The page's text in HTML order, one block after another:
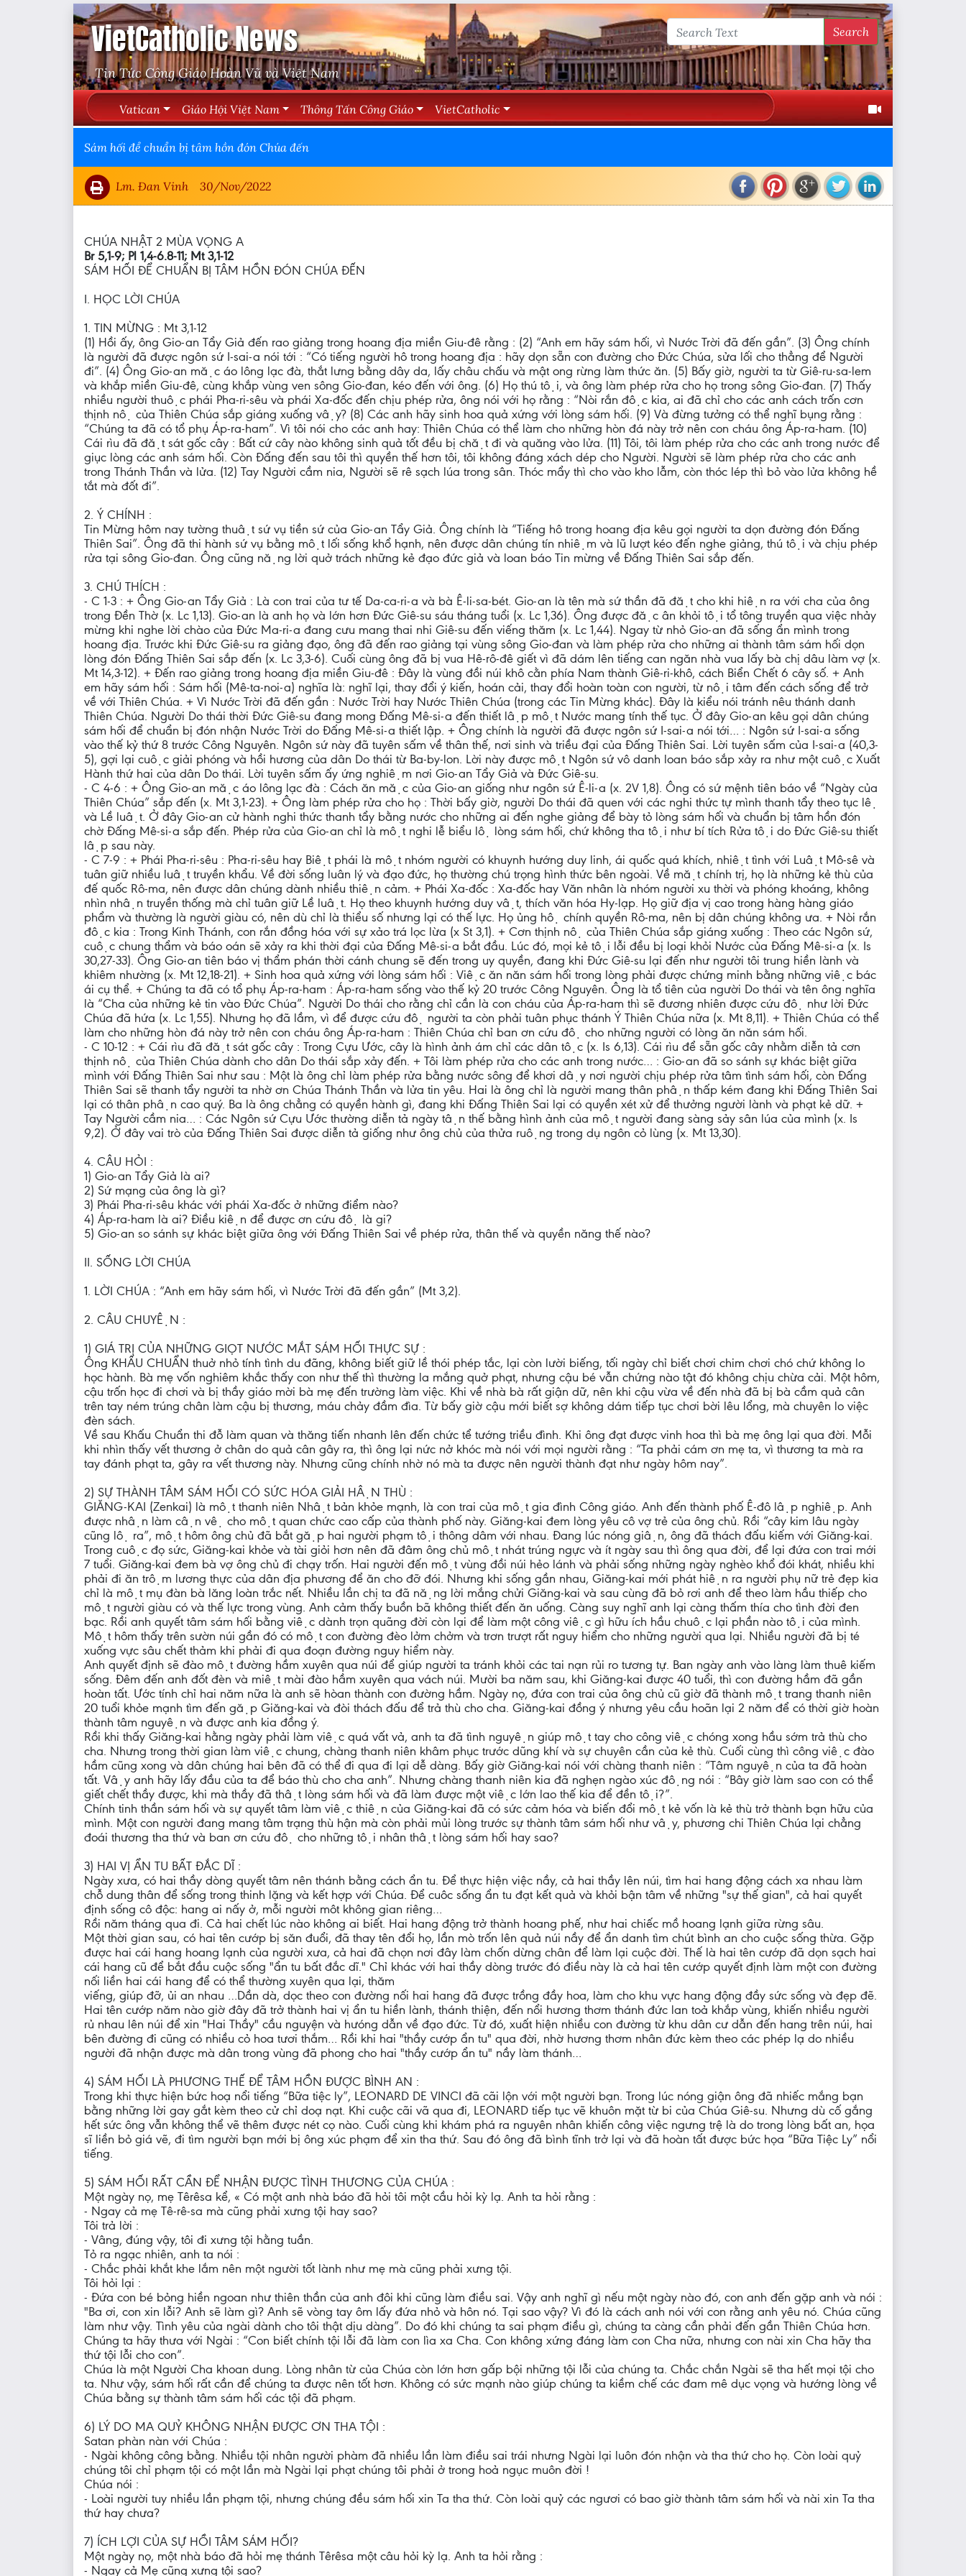
VietCatholic News
Tin Tức Công Giáo Hoàn Vũ và Việt Nam
Search
Vatican Giáo Hội Việt Nam Thông Tấn Công Giáo VietCatholic
Sám hối để chuẩn bị tâm hồn đón Chúa đến
Lm. Đan Vinh 30/Nov/2022
CHÚA NHẬT 2 MÙA VỌNG A
Br 5,1-9; Pl 1,4-6.8-11; Mt 3,1-12
SÁM HỐI ĐỂ CHUẨN BỊ TÂM HỒN ĐÓN CHÚA ĐẾN
I. HỌC LỜI CHÚA
1. TIN MỪNG : Mt 3,1-12
(1) Hồi ấy, ông Gio-an Tẩy Giả đến rao giảng trong hoang địa miền Giu-đê rằng : (2) “Anh em hãy sám hối, vì Nước Trời đã đến gần”. (3) Ông chính
là người đã được ngôn sứ I-sai-a nói tới : “Có tiếng người hô trong hoang địa : hãy dọn sẵn con đường cho Đức Chúa, sửa lối cho thẳng để Người
đi”. (4) Ông Gio-an mặc áo lông lạc đà, thắt lưng bằng dây da, lấy châu chấu và mật ong rừng làm thức ăn. (5) Bấy giờ, người ta từ Giê-ru-sa-lem
và khắp miền Giu-đê, cùng khắp vùng ven sông Gio-đan, kéo đến với ông. (6) Họ thú tội, và ông làm phép rửa cho họ trong sông Gio-đan. (7) Thấy
nhiều người thuộc phái Pha-ri-sêu và phái Xa-đốc đến chịu phép rửa, ông nói với họ rằng : “Nòi rắn độc kia, ai đã chỉ cho các anh cách trốn cơn
thịnh nộ của Thiên Chúa sắp giáng xuống vậy? (8) Các anh hãy sinh hoa quả xứng với lòng sám hối. (9) Và đừng tưởng có thể nghĩ bụng rằng :
“Chúng ta đã có tổ phụ Áp-ra-ham”. Vì tôi nói cho các anh hay: Thiên Chúa có thể làm cho những hòn đá này trở nên con cháu ông Áp-ra-ham. (10)
Cái rìu đã đặt sát gốc cây : Bất cứ cây nào không sinh quả tốt đều bị chặt đi và quăng vào lửa. (11) Tôi, tôi làm phép rửa cho các anh trong nước để
giục lòng các anh sám hối. Còn Đấng đến sau tôi thì quyền thế hơn tôi, tôi không đáng xách dép cho Người. Người sẽ làm phép rửa cho các anh
trong Thánh Thần và lửa. (12) Tay Người cầm nia, Người sẽ rê sạch lúa trong sân. Thóc mẩy thì cho vào kho lẫm, còn thóc lép thì bỏ vào lửa không hề
tắt mà đốt đi”.
2. Ý CHÍNH :
Tin Mừng hôm nay tường thuật sứ vụ tiền sứ của Gio-an Tẩy Giả. Ông chính là “Tiếng hô trong hoang địa kêu gọi người ta dọn đường đón Đấng
Thiên Sai”. Ông đã thi hành sứ vụ bằng một lối sống khổ hạnh, nên được dân chúng tín nhiệm và lũ lượt kéo đến nghe giảng, thú tội và chịu phép
rửa tại sông Gio-đan. Ông cũng nặng lời quở trách những kẻ đạo đức giả và loan báo Tin mừng về Đấng Thiên Sai sắp đến.
3. CHÚ THÍCH :
- C 1-3 : + Ông Gio-an Tẩy Giả : Là con trai của tư tế Da-ca-ri-a và bà Ê-li-sa-bét. Gio-an là tên mà sứ thần đã đặt cho khi hiện ra với cha của ông
trong Đền Thờ (x. Lc 1,13). Gio-an là anh họ và lớn hơn Đức Giê-su sáu tháng tuổi (x. Lc 1,36). Ông được đặc ân khỏi tội tổ tông truyền qua việc nhảy
mừng khi nghe lời chào của Đức Ma-ri-a đang cưu mang thai nhi Giê-su đến viếng thăm (x. Lc 1,44). Ngay từ nhỏ Gio-an đã sống ẩn mình trong
hoang địa. Trước khi Đức Giê-su ra giảng đạo, ông đã đến rao giảng tại vùng sông Gio-đan và làm phép rửa cho những ai thành tâm sám hối dọn
lòng đón Đấng Thiên Sai sắp đến (x. Lc 3,3-6). Cuối cùng ông đã bị vua Hê-rô-đê giết vì đã dám lên tiếng can ngăn nhà vua lấy bà chị dâu làm vợ (x.
Mt 14,3-12). + Đến rao giảng trong hoang địa miền Giu-đê : Đây là vùng đồi núi khô cằn phía Nam thành Giê-ri-khô, cách Biển Chết 6 cây số. + Anh
em hãy sám hối : Sám hối (Mê-ta-noi-a) nghĩa là: nghĩ lại, thay đổi ý kiến, hoán cải, thay đổi hoàn toàn con người, từ nội tâm đến cách sống để trở
về với Thiên Chúa. + Vì Nước Trời đã đến gần : Nước Trời hay Nước Thiên Chúa (trong các Tin Mừng khác). Đây là kiểu nói tránh nêu thánh danh
Thiên Chúa. Người Do thái thời Đức Giê-su đang mong Đấng Mê-si-a đến thiết lập một Nước mang tính thế tục. Ở đây Gio-an kêu gọi dân chúng
sám hối để chuẩn bị đón nhận Nước Trời do Đấng Mê-si-a thiết lập. + Ông chính là người đã được ngôn sứ I-sai-a nói tới… : Ngôn sứ I-sai-a sống
vào thế kỷ thứ 8 trước Công Nguyên. Ngôn sứ này đã tuyên sấm về thân thế, nơi sinh và triều đại của Đấng Thiên Sai. Lời tuyên sấm của I-sai-a (40,3-
5), gợi lại cuộc giải phóng và hồi hương của dân Do thái từ Ba-by-lon. Lời này được một Ngôn sứ vô danh loan báo sắp xảy ra như một cuộc Xuất
Hành thứ hai của dân Do thái. Lời tuyên sấm ấy ứng nghiệm nơi Gio-an Tẩy Giả và Đức Giê-su.
- C 4-6 : + Ông Gio-an mặc áo lông lạc đà : Cách ăn mặc của Gio-an giống như ngôn sứ Ê-li-a (x. 2V 1,8). Ông có sứ mệnh tiên báo về “Ngày của
Thiên Chúa” sắp đến (x. Mt 3,1-23). + Ông làm phép rửa cho họ : Thời bấy giờ, người Do thái đã quen với các nghi thức tự mình thanh tẩy theo tục lệ
và Lề luật. Ở đây Gio-an cử hành nghi thức thanh tẩy bằng nước cho những ai đến nghe giảng để bày tỏ lòng sám hối và chuẩn bị tâm hồn đón
chờ Đấng Mê-si-a sắp đến. Phép rửa của Gio-an chỉ là một nghi lễ biểu lộ lòng sám hối, chứ không tha tội như bí tích Rửa tội do Đức Giê-su thiết
lập sau này.
- C 7-9 : + Phái Pha-ri-sêu : Pha-ri-sêu hay Biệt phái là một nhóm người có khuynh hướng duy linh, ái quốc quá khích, nhiệt tình với Luật Mô-sê và
tuân giữ nhiều luật truyền khẩu. Về đời sống luân lý và đạo đức, họ thường chú trọng hình thức bên ngoài. Về mặt chính trị, họ là những kẻ thù của
đế quốc Rô-ma, nên được dân chúng dành nhiều thiện cảm. + Phái Xa-đốc : Xa-đốc hay Văn nhân là nhóm người xu thời và phóng khoáng, không
nhìn nhận truyền thống mà chỉ tuân giữ Lề luật. Họ theo khuynh hướng duy vật, thích văn hóa Hy-lạp. Họ giữ địa vị cao trong hàng hàng giáo
phẩm và thường là người giàu có, nên dù chỉ là thiểu số nhưng lại có thế lực. Họ ủng hộ chính quyền Rô-ma, nên bị dân chúng không ưa. + Nòi rắn
độc kia : Trong Kinh Thánh, con rắn đồng hóa với sự xảo trá lọc lừa (x St 3,1). + Cơn thịnh nộ của Thiên Chúa sắp giáng xuống : Theo các Ngôn sứ,
cuộc chung thẩm và báo oán sẽ xảy ra khi thời đại của Đấng Mê-si-a bắt đầu. Lúc đó, mọi kẻ tội lỗi đều bị loại khỏi Nước của Đấng Mê-si-a (x. Is
30,27-33). Ông Gio-an tiên báo vị thẩm phán thời cánh chung sẽ đến trong uy quyền, đang khi Đức Giê-su lại đến như người tôi trung hiền lành và
khiêm nhường (x. Mt 12,18-21). + Sinh hoa quả xứng với lòng sám hối : Việc ăn năn sám hối trong lòng phải được chứng minh bằng những việc bác
ái cụ thể. + Chúng ta đã có tổ phụ Áp-ra-ham : Áp-ra-ham sống vào thế kỷ 20 trước Công Nguyên. Ông là tổ tiên của người Do thái và tên ông nghĩa
là “Cha của những kẻ tin vào Đức Chúa”. Người Do thái cho rằng chỉ cần là con cháu của Áp-ra-ham thì sẽ đương nhiên được cứu độ như lời Đức
Chúa đã hứa (x. Lc 1,55). Nhưng họ đã lầm, vì để được cứu độ người ta còn phải tuân phục thánh Ý Thiên Chúa nữa (x. Mt 8,11). + Thiên Chúa có thể
làm cho những hòn đá này trở nên con cháu ông Áp-ra-ham : Thiên Chúa chỉ ban ơn cứu độ cho những người có lòng ăn năn sám hối.
- C 10-12 : + Cái rìu đã đặt sát gốc cây : Trong Cựu Ước, cây là hình ảnh ám chỉ các dân tộc (x. Is 6,13). Cái rìu để sẵn gốc cây nhằm diễn tả cơn
thịnh nộ của Thiên Chúa dành cho dân Do thái sắp xảy đến. + Tôi làm phép rửa cho các anh trong nước… : Gio-an đã so sánh sự khác biệt giữa
mình với Đấng Thiên Sai như sau : Một là ông chỉ làm phép rửa bằng nước sông để khơi dậy nơi người chịu phép rửa tâm tình sám hối, còn Đấng
Thiên Sai sẽ thanh tẩy người ta nhờ ơn Chúa Thánh Thần và lửa tin yêu. Hai là ông chỉ là người mang thân phận thấp kém đang khi Đấng Thiên Sai
lại có thân phận cao quý. Ba là ông chẳng có quyền hành gì, đang khi Đấng Thiên Sai lại có quyền xét xử để thưởng người lành và phạt kẻ dữ. +
Tay Người cầm nia… : Các Ngôn sứ Cựu Ước thường diễn tả ngày tận thế bằng hình ảnh của một người đang sàng sảy sân lúa của mình (x. Is
9,2). Ở đây vai trò của Đấng Thiên Sai được diễn tả giống như ông chủ của thửa ruộng trong dụ ngôn cỏ lùng (x. Mt 13,30).
4. CÂU HỎI :
1) Gio-an Tẩy Giả là ai?
2) Sứ mạng của ông là gì?
3) Phái Pha-ri-sêu khác với phái Xa-đốc ở những điểm nào?
4) Áp-ra-ham là ai? Điều kiện để được ơn cứu độ là gi?
5) Gio-an so sánh sự khác biệt giữa ông với Đấng Thiên Sai về phép rửa, thân thế và quyền năng thế nào?
II. SỐNG LỜI CHÚA
1. LỜI CHÚA : “Anh em hãy sám hối, vì Nước Trời đã đến gần” (Mt 3,2).
2. CÂU CHUYỆN :
1) GIÁ TRỊ CỦA NHỮNG GIỌT NƯỚC MẮT SÁM HỐI THỰC SỰ :
Ông KHẤU CHUẨN thuở nhỏ tính tình du đãng, không biết giữ lề thói phép tắc, lại còn lười biếng, tối ngày chỉ biết chơi chim chơi chó chứ không lo
học hành. Bà mẹ vốn nghiêm khắc thấy con như thế thì thường la mắng quở phạt, nhưng cậu bé vẫn chứng nào tật đó không chịu chừa cải. Một hôm,
cậu trốn học đi chơi và bị thầy giáo mời bà mẹ đến trường làm việc. Khi về nhà bà rất giận dữ, nên khi cậu vừa về đến nhà đã bị bà cầm quả cân
trên tay ném trúng chân làm cậu bị thương, máu chảy đầm đìa. Từ bấy giờ cậu mới biết sợ không dám tiếp tục chơi bời lêu lổng, mà chuyên lo việc
đèn sách.
Về sau Khấu Chuẩn thi đỗ làm quan và thăng tiến nhanh lên đến chức tể tướng triều đình. Khi ông đạt được vinh hoa thì bà mẹ ông lại qua đời. Mỗi
khi nhìn thấy vết thương ở chân do quả cân gây ra, thì ông lại nức nở khóc mà nói với mọi người rằng : “Ta phải cám ơn mẹ ta, vì thương ta mà ra
tay đánh phạt ta, gây ra vết thương này. Nhưng cũng chính nhờ nó mà ta được nên người thành đạt như ngày hôm nay”.
2) SỰ THÀNH TÂM SÁM HỐI CÓ SỨC HÓA GIẢI HẬN THÙ :
GIĂNG-KAI (Zenkai) là một thanh niên Nhật bản khỏe mạnh, là con trai của một gia đình Công giáo. Anh đến thành phố Ê-đô lập nghiệp. Anh
được nhận làm cận vệ cho một quan chức cao cấp của thành phố này. Giăng-kai đem lòng yêu cô vợ trẻ của ông chủ. Rồi “cây kim lâu ngày
cũng lộ ra”, một hôm ông chủ đã bắt gặp hai người phạm tội thông dâm với nhau. Đang lúc nóng giận, ông đã thách đấu kiếm với Giăng-kai.
Trong cuộc đọ sức, Giăng-kai khỏe và tài giỏi hơn nên đã đâm ông chủ một nhát trúng ngực và ít ngày sau thì ông qua đời, để lại đứa con trai mới
7 tuổi. Giăng-kai đem bà vợ ông chủ đi chạy trốn. Hai người đến một vùng đồi núi hẻo lánh và phải sống những ngày nghèo khổ đói khát, nhiều khi
phải đi ăn trộm lương thực của dân địa phương để ăn cho đỡ đói. Nhưng khi sống gần nhau, Giăng-kai mới phát hiện ra người phụ nữ trẻ đẹp kia
chỉ là một mụ đàn bà lăng loàn trắc nết. Nhiều lần chị ta đã nặng lời mắng chửi Giăng-kai và sau cùng đã bỏ rơi anh để theo làm hầu thiếp cho
một người giàu có và thế lực trong vùng. Anh cảm thấy buồn bã không thiết đến ăn uống. Càng suy nghĩ anh lại càng thấm thía cho tình đời đen
bạc. Rồi anh quyết tâm sám hối bằng việc dành trọn quãng đời còn lại để làm một công việc gì hữu ích hầu chuộc lại phần nào tội của mình.
Một hôm thấy trên sườn núi gần đó có một con đường đèo lởm chởm và trơn trượt rất nguy hiểm cho những người qua lại. Nhiều người đã bị té
xuống vực sâu chết thảm khi phải đi qua đoạn đường nguy hiểm này.
Anh quyết định sẽ đào một đường hầm xuyên qua núi để giúp người ta tránh khỏi các tai nạn rủi ro tương tự. Ban ngày anh vào làng làm thuê kiếm
sống. Đêm đến anh đốt đèn và miệt mài đào hầm xuyên qua vách núi. Mười ba năm sau, khi Giăng-kai được 40 tuổi, thì con đường hầm đã gần
hoàn tất. Ước tính chỉ hai năm nữa là anh sẽ hòan thành con đường hầm. Ngày nọ, đứa con trai của ông chủ cũ giờ đã thành một trang thanh niên
20 tuổi khỏe mạnh tìm đến gặp Giăng-kai và đòi thách đấu để trả thù cho cha. Giăng-kai đồng ý nhưng yêu cầu hoãn lại 2 năm để có thời giờ hoàn
thành tâm nguyện và được anh kia đồng ý.
Rồi khi thấy Giăng-kai hằng ngày phải làm việc quá vất vả, anh ta đã tình nguyện giúp một tay cho công việc chóng xong hầu sớm trả thù cho
cha. Nhưng trong thời gian làm việc chung, chàng thanh niên khâm phục trước dũng khí và sự chuyên cần của kẻ thù. Cuối cùng thì công việc đào
hầm cũng xong và dân chúng hai bên đã có thể đi qua đi lại dễ dàng. Bấy giờ Giăng-kai nói với chàng thanh niên : “Tâm nguyện của ta đã hoàn
tất. Vậy anh hãy lấy đầu của ta để báo thù cho cha anh”. Nhưng chàng thanh niên kia đã nghẹn ngào xúc động nói : “Bây giờ làm sao con có thể
giết chết thầy được, khi mà thầy đã thật lòng sám hối và đã làm được một việc lớn lao thế kia để đền tội?”.
Chính tinh thần sám hối và sự quyết tâm làm việc thiện của Giăng-kai đã có sức cảm hóa và biến đổi một kẻ vốn là kẻ thù trở thành bạn hữu của
mình. Một con người đang mang tâm trạng thù hận mà còn phải mủi lòng trước sự thành tâm sám hối như vậy, phương chi Thiên Chúa lại chẳng
đoái thương tha thứ và ban ơn cứu độ cho những tội nhân thật lòng sám hối hay sao?
3) HAI VỊ ẨN TU BẤT ĐẮC DĨ :
Ngày xưa, có hai thầy dòng quyết tâm nên thánh bằng cách ẩn tu. Để thực hiện việc nầy, cả hai thầy lên núi, tìm hai hang động cách xa nhau làm
chỗ dung thân để sống trong thinh lặng và kết hợp với Chúa. Để cuôc sống ẩn tu đạt kết quả và khỏi bận tâm về những "sự thế gian", cả hai quyết
định sống cô độc: hang ai nấy ở, mỗi người môt không gian riêng…
Rồi năm tháng qua đi. Cả hai chết lúc nào không ai biết. Hai hang động trở thành hoang phế, như hai chiếc mồ hoang lạnh giữa rừng sâu.
Một thời gian sau, có hai tên cướp bị săn đuổi, đã thay tên đổi họ, lần mò trốn lên quả núi nầy để ẩn danh tìm chút bình an cho cuộc sống thừa. Gặp
được hai cái hang hoang lạnh của người xưa, cả hai đã chọn nơi đây làm chốn dừng chân để làm lại cuộc đời. Thế là hai tên cướp đã dọn sạch hai
cái hang cũ để bắt đầu cuộc sống "ẩn tu bất đắc dĩ." Chỉ khác với hai thầy dòng trước đó điều này là cả hai tên cướp quyết định làm một con đường
nối liền hai cái hang để có thể thường xuyên qua lại, thăm
viếng, giúp đỡ, ủi an nhau …Dần dà, dọc theo con đường nối hai hang đã được trồng đầy hoa, làm cho khu vực hang động đầy sức sống và đẹp đẽ.
Hai tên cướp năm nào giờ đây đã trở thành hai vị ẩn tu hiền lành, thánh thiện, đến nổi hương thơm thánh đức lan toả khắp vùng, khiến nhiều người
rủ nhau lên núi để xin "Hai Thầy" cầu nguyện và hưóng dẫn về đạo đức. Từ đó, xuất hiện nhiều con đường từ khu dân cư dẫn đến hang trên núi, hai
bên đường đi cũng có nhiều cỏ hoa tươi thắm… Rồi khi hai "thầy cướp ẩn tu" qua đời, nhờ hương thơm nhân đức kèm theo các phép lạ do nhiều
người đã nhận được mà dân trong vùng đã phong cho hai "thầy cướp ẩn tu" nầy làm thánh…
4) SÁM HỐI LÀ PHƯƠNG THẾ ĐỂ TÂM HỒN ĐƯỢC BÌNH AN :
Trong khi thực hiện bức hoạ nổi tiếng “Bữa tiệc ly”, LEONARD DE VINCI đã cãi lộn với một người bạn. Trong lúc nóng giận ông đã nhiếc mắng bạn
bằng những lời gay gắt kèm theo cử chỉ doạ nạt. Khi cuộc cãi vã qua đi, LEONARD tiếp tục vẽ khuôn mặt từ bi của Chúa Giê-su. Nhưng dù cố gắng
hết sức ông vẫn không thể vẽ thêm được nét cọ nào. Cuối cùng khi khám phá ra nguyên nhân khiến công việc ngưng trệ là do trong lòng bất an, họa
sĩ liền bỏ giá vẽ, đi tìm người bạn mới bị ông xúc phạm để xin tha thứ. Sau đó ông đã bình tĩnh trở lại và đã hoàn tất được bức họa “Bữa Tiệc Ly” nổi
tiếng.
5) SÁM HỐI RẤT CẦN ĐỂ NHẬN ĐƯỢC TÌNH THƯƠNG CỦA CHÚA :
Một ngày nọ, mẹ Têrêsa kể, « Có một anh nhà báo đã hỏi tôi một cầu hỏi kỳ lạ. Anh ta hỏi rằng :
- Ngay cả mẹ Tê-rê-sa mà cũng phải xưng tội hay sao?
Tôi trả lời :
- Vâng, đúng vậy, tôi đi xưng tội hằng tuần.
Tỏ ra ngạc nhiên, anh ta nói :
- Chắc phải khắt khe lắm nên một người tốt lành như mẹ mà cũng phải xưng tội.
Tôi hỏi lại :
- Đứa con bé bỏng hiền ngoan như thiên thần của anh đôi khi cũng làm điều sai. Vậy anh nghĩ gì nếu một ngày nào đó, con anh đến gặp anh và nói :
"Ba ơi, con xin lỗi? Anh sẽ làm gì? Anh sẽ vòng tay ôm lấy đứa nhỏ và hôn nó. Tại sao vậy? Vì đó là cách anh nói với con rằng anh yêu nó. Chúa cũng
làm như vậy. Tình yêu của ngài dành cho tôi thật dịu dàng”. Do đó khi chúng ta sai phạm điều gì, chúng ta càng cần phải đến gần Thiên Chúa hơn.
Chúng ta hãy thưa với Ngài : “Con biết chính tội lỗi đã làm con lìa xa Cha. Con không xứng đáng làm con Cha nữa, nhưng con nài xin Cha hãy tha
thứ tội lỗi cho con”.
Chúa là một Người Cha khoan dung. Lòng nhân từ của Chúa còn lớn hơn gấp bội những tội lỗi của chúng ta. Chắc chắn Ngài sẽ tha hết mọi tội cho
ta. Như vậy, sám hối rất cần để chúng ta được nên tốt hơn. Không có sức mạnh nào giúp chúng ta kiềm chế các đam mê dục vọng và hướng lòng về
Chúa bằng sự thành tâm sám hối các tội đã phạm.
6) LÝ DO MA QUỶ KHÔNG NHẬN ĐƯỢC ƠN THA TỘI :
Satan phàn nàn với Chúa :
- Ngài không công bằng. Nhiều tội nhân người phàm đã nhiều lần làm điều sai trái nhưng Ngài lại luôn đón nhận và tha thứ cho họ. Còn loài quỷ
chúng tôi chỉ phạm tội có một lần mà Ngài lại phạt chúng tôi phải ở trong hoả ngục muôn đời !
Chúa nói :
- Loài người tuy nhiều lần phạm tội, nhưng chúng đều sám hối xin Ta tha thứ. Còn loài quỷ các ngươi có bao giờ thành tâm sám hối và nài xin Ta tha
thứ hay chưa?
7) ÍCH LỢI CỦA SỰ HỒI TÂM SÁM HỐI?
Một ngày nọ, một nhà báo đã hỏi mẹ thánh Têrêsa một câu hỏi kỳ lạ. Anh ta hỏi rằng :
- Ngay cả Mẹ cũng xưng tội sao?